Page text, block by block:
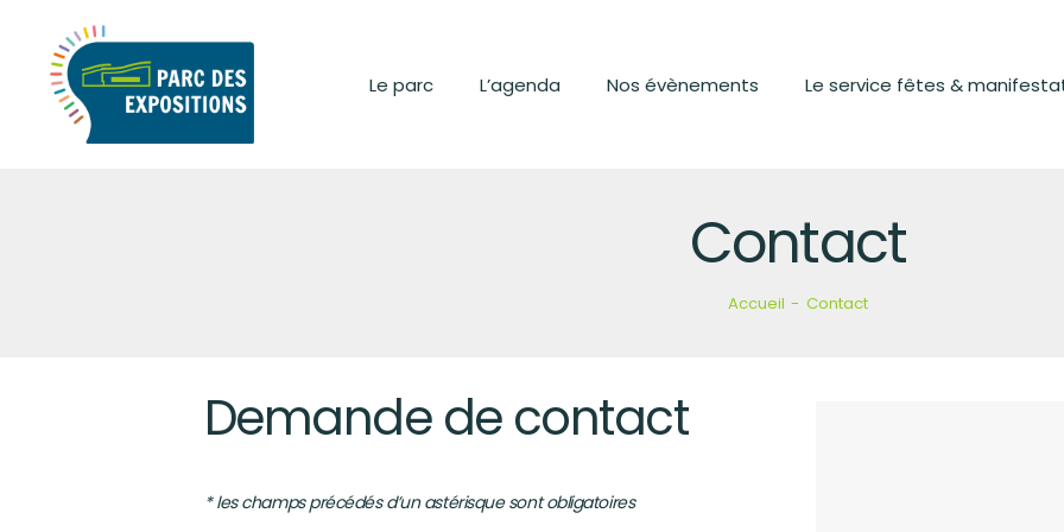
Le parc L’agenda Nos évènements Le service fêtes &
Contact
Accueil Contact
L’AGENDA
Demande de contact
* les champs précédés d’un astérisque sont obligatoires